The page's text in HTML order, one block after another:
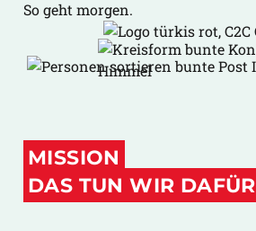
So geht morgen.
MISSION
DAS TUN WIR DAFÜR